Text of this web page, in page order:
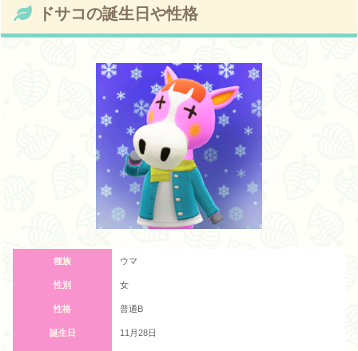
ドサコの誕生日や性格
種族 ウマ
性別 女
性格 普通B
誕生日 11月28日